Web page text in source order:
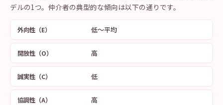
デルの1つ。仲介者の典型的な傾向は以下の通りです。
外向性（E） 低〜平均
開放性（O） 高
誠実性（C） 低
協調性（A） 高